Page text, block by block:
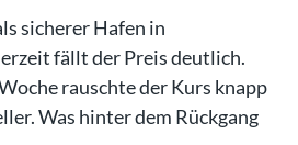
sicherer Hafen in
fällt der Preis deutlich.
rauschte der Kurs knapp
Was hinter dem Rückgang